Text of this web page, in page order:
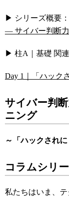
▶ シリーズ概要：
― サイバー判断
▶ 柱A｜基礎 関連
Day 1｜「ハック
サイバー判
ニング
～「ハックされ
コラムシリ
私たちはいま、